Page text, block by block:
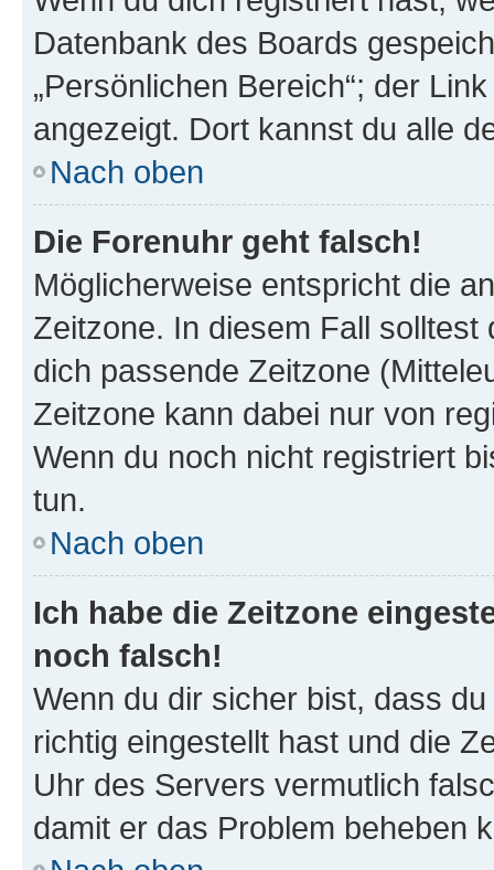
Datenbank des Boards
„Persönlichen Bereich“; der
angezeigt. Dort kannst du alle
Nach oben
Die Forenuhr geht falsch!
Möglicherweise entspricht die
Zeitzone. In diesem Fall solltest
dich passende Zeitzone
Zeitzone kann dabei nur von
Wenn du noch nicht registriert
tun.
Nach oben
Ich habe die Zeitzone
noch falsch!
Wenn du dir sicher bist, dass
richtig eingestellt hast und die
Uhr des Servers vermutlich
damit er das Problem beheben